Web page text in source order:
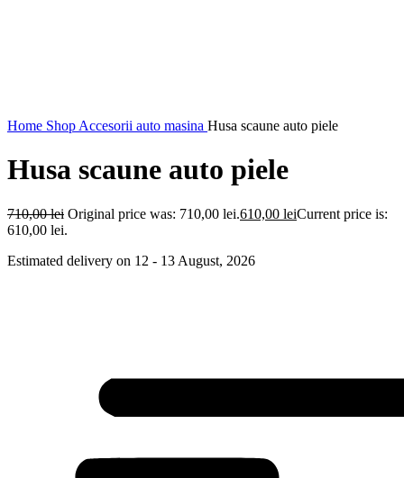
Home Shop Accesorii auto masina Husa scaune auto piele
Husa scaune auto piele
710,00lei Original price was: 710,00 lei.610,00 leiCurrent price is:
610,00 lei.
Estimated delivery on 12 - 13 August, 2026